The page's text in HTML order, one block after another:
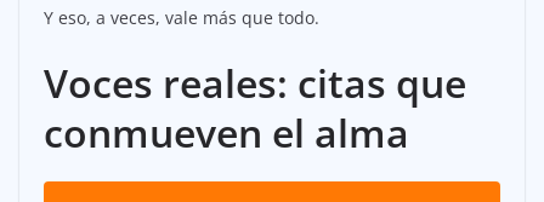
Y eso, a veces, vale más que todo.
Voces reales: citas que
conmueven el alma